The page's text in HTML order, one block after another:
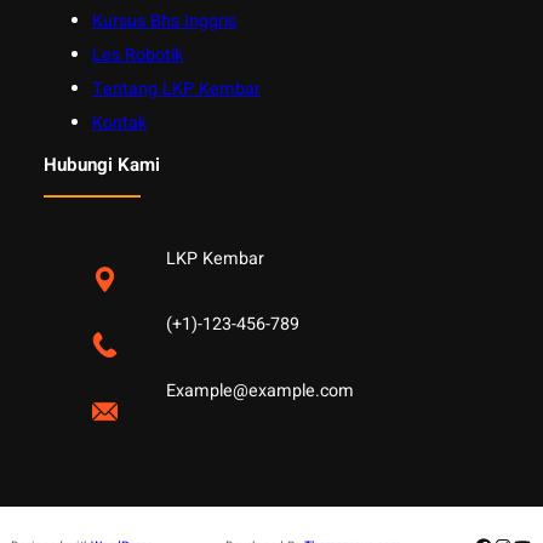
Kursus Bhs Inggris
Les Robotik
Tentang LKP Kembar
Kontak
Hubungi Kami
LKP Kembar
(+1)-123-456-789
Example@example.com